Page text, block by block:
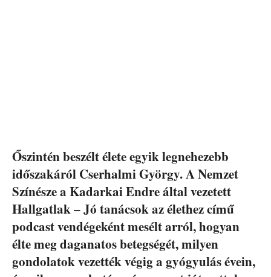
Őszintén beszélt élete egyik legnehezebb
időszakáról Cserhalmi György. A Nemzet
Színésze a Kadarkai Endre által vezetett
Hallgatlak – Jó tanácsok az élethez című
podcast vendégeként mesélt arról, hogyan
élte meg daganatos betegségét, milyen
gondolatok vezették végig a gyógyulás évein,